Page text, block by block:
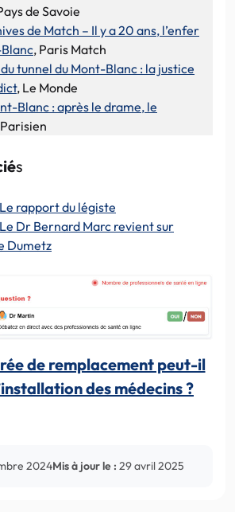
de Savoie
de Match – Il y a 20 ans, l’enfer
, Paris Match
tunnel du Mont-Blanc : la justice
, Le Monde
Blanc : après le drame, le
s
rapport du légiste
Dr Bernard Marc revient sur
Dumetz
de remplacement peut-il
des médecins ?
2024Mis à jour le : 29 avril 2025